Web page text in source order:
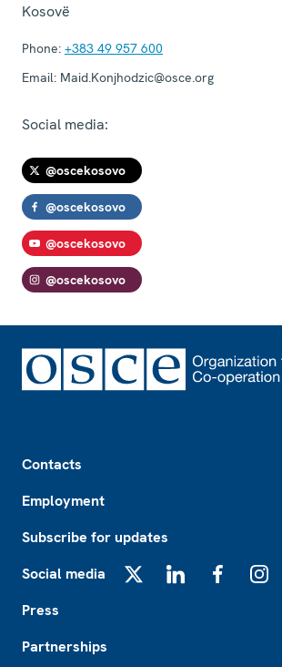
Kosovë
Phone: +383 49 957 600
Email: Maid.Konjhodzic@osce.org
Social media:
@oscekosovo
@oscekosovo
@oscekosovo
@oscekosovo
Contacts
Employment
Subscribe for updates
Social media
Press
Partnerships